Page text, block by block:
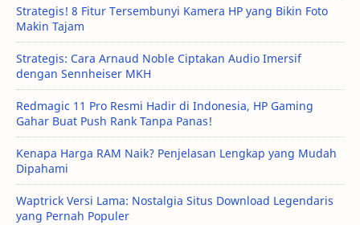
Strategis! 8 Fitur Tersembunyi Kamera HP yang Bikin Foto
Makin Tajam
Strategis: Cara Arnaud Noble Ciptakan Audio Imersif
dengan Sennheiser MKH
Redmagic 11 Pro Resmi Hadir di Indonesia, HP Gaming
Gahar Buat Push Rank Tanpa Panas!
Kenapa Harga RAM Naik? Penjelasan Lengkap yang Mudah
Dipahami
Waptrick Versi Lama: Nostalgia Situs Download Legendaris
yang Pernah Populer